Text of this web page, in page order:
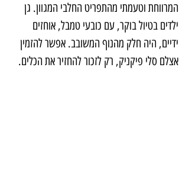
המרווחת וטעמתי מהתפריט החלבי המגוון. גן
ילדים בטיול בוקר, עם כובעי טמבל, אוחזים
ידיים, היה חלק מהנוף המשובב. אפשר להזמין
אצלם סלי פיקניק, רק לזכור להחזיר את הכלים.